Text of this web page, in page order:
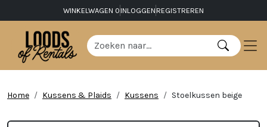
WINKELWAGEN 0 INLOGGEN REGISTREREN
Home Kussens & Plaids Kussens Stoelkussen beige